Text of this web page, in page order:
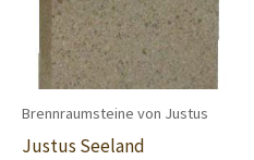
Brennraumsteine von Justus
Justus Seeland